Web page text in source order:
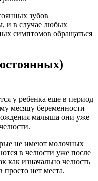
зубов
и в случае любых
симптомов обращаться
у ребенка еще в период
месяцу беременности
малыша они уже
не имеют молочных
в челюсти уже после
как изначально челюсть
просто нет места.